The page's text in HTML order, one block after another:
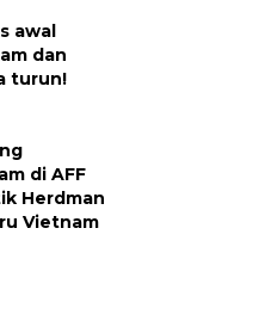
awal
dan
turun!
di AFF
Herdman
Vietnam